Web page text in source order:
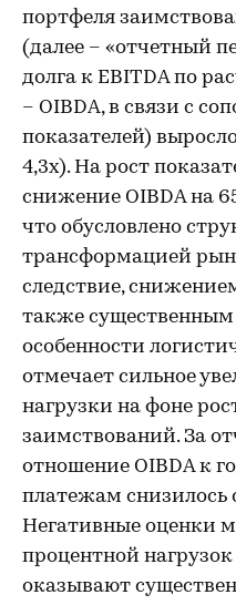
портфеля
(далее – «отчетный
долга к EBITDA по
– OIBDA, в связи с
показателей)
4,3х). На рост
снижение OIBDA на
что обусловлено
трансформацией
следствие,
также
особенности
отмечает сильное
нагрузки на фоне
заимствований. За
отношение OIBDA к
платежам снизилось
Негативные оценки
процентной
оказывают